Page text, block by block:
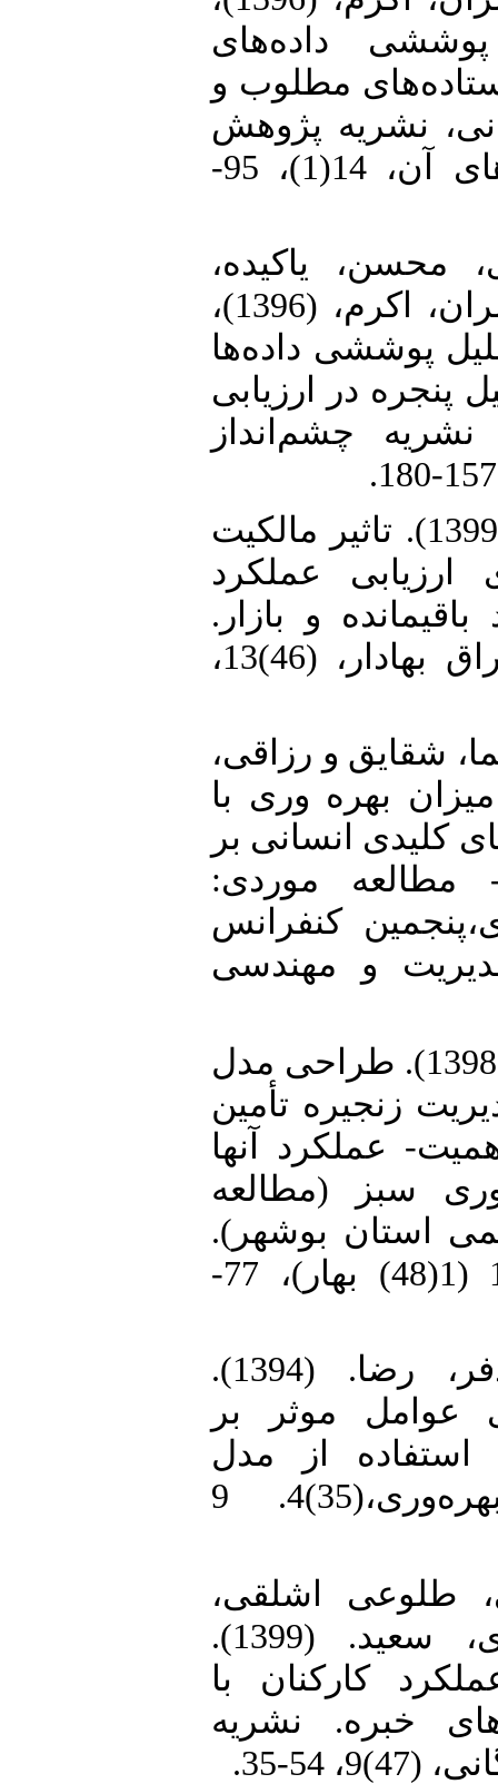
داده‌های
مطلوب و
نشریه پژوهش
در عملیات و کاربردهای آن، 14(1)، 95-
محسن، یاکیده،
کیخسرو و اویسی عمران، اکرم، (1396)،
پوششی داده‌ها
پنجره در ارزیابی
چشم‌انداز
27. صالحی، اله‌کرم. (1399). تاثیر مالکیت
عملکرد
و بازار.
دانش مالی تحلیل اوراق بهادار، (46)13،
شقایق و رزاقی،
میزان بهره وری با
کلیدی انسانی بر
مطالعه موردی:
کنفرانس
و مهندسی
29. قربان پور، احمد. (1398). طراحی مدل
زنجیره تأمین
عملکرد آنها
سبز (مطالعه
استان بوشهر).
مدیریت بهره‌وری، 13 (1(48) بهار)، 77-
30. کیانی، ندا، رادفر، رضا. (1394).
عوامل موثر بر
استفاده از مدل
دیماتل. مدیریت بهره‌وری،(35)4. 9
طلوعی اشلقی،
عباس، شهباز مرادی، سعید. (1399).
کارکنان با
خبره. نشریه
54-35.